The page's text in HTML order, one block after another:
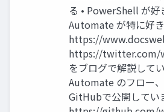
る • PowerShell が
Automate が特に好
https://
https://twitter.com/
をブログで解説して
Automate のフロー
GitHubで公開して